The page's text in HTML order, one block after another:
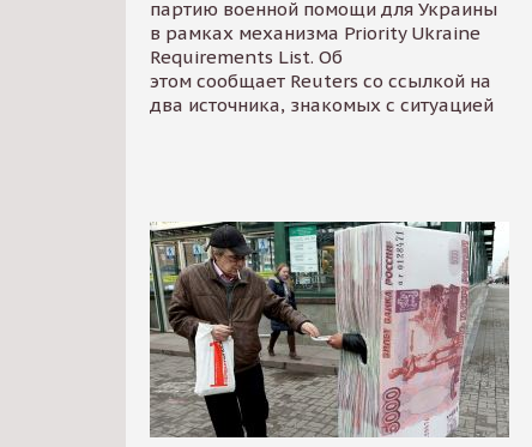
партию военной помощи для Украины
в рамках механизма Priority Ukraine
Requirements List. Об
этом сообщает Reuters со ссылкой на
два источника, знакомых с ситуацией